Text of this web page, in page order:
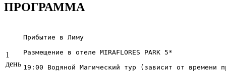
ПРОГРАММА
1
день
Прибытие в Лиму
Размещение в отеле MIRAFLORES PARK 5*
19:00 Водяной Магический тур (зависит от времени